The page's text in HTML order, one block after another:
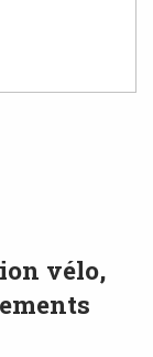
vélo,